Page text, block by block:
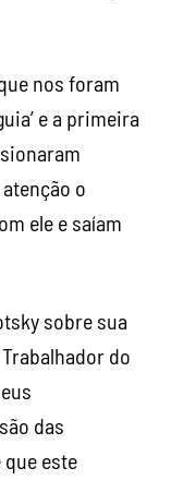
nos foram
e a primeira
o
ele e saíam
sobre sua
do
das
este